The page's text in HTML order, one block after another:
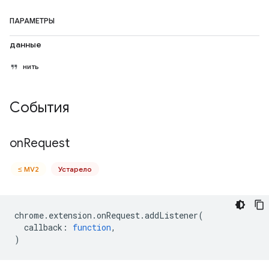
ПАРАМЕТРЫ
данные
нить
События
onRequest
≤ MV2 Устарело
chrome. extension .onRequest.addListener(
callback : function,
)